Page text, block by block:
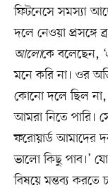
ফিটনেসে সমস্যা
দলে নেওয়া প্রসঙ্গে
আলোকে বলেছেন,
মনে করি না। ওর
কোনো দলে ছিল না,
আমরা নিতে পারি।
ফরোয়ার্ড আমাদের
ভালো কিছু পাব।’
বিষয়ে মন্তব্য করতে